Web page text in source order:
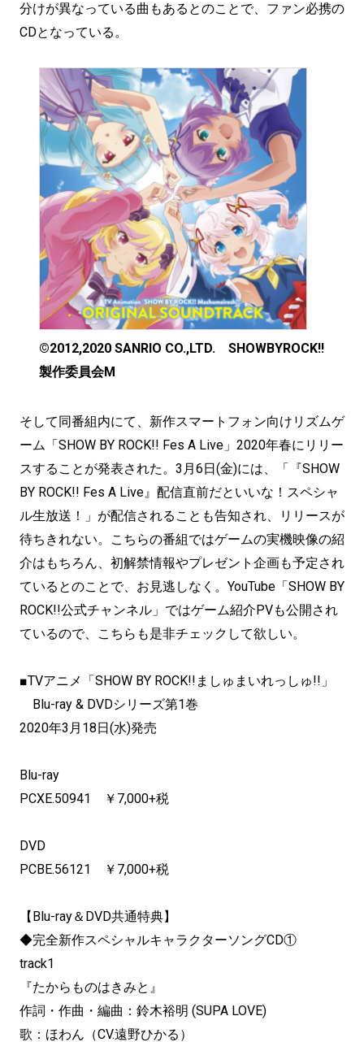
分けが異なっている曲もあるとのことで、ファン必携の
CDとなっている。
©2012,2020 SANRIO CO.,LTD. SHOWBYROCK!!
製作委員会M
そして同番組内にて、新作スマートフォン向けリズムゲ
ーム「SHOW BY ROCK!! Fes A Live」2020年春にリリー
スすることが発表された。3月6日(金)には、「『SHOW
BY ROCK!! Fes A Live』配信直前だといいな！スペシャ
ル生放送！」が配信されることも告知され、リリースが
待ちきれない。こちらの番組ではゲームの実機映像の紹
介はもちろん、初解禁情報やプレゼント企画も予定され
ているとのことで、お見逃しなく。YouTube「SHOW BY
ROCK!!公式チャンネル」ではゲーム紹介PVも公開され
ているので、こちらも是非チェックして欲しい。
■TVアニメ「SHOW BY ROCK!!ましゅまいれっしゅ!!」
Blu-ray & DVDシリーズ第1巻
2020年3月18日(水)発売
Blu-ray
PCXE.50941 ￥7,000+税
DVD
PCBE.56121 ￥7,000+税
【Blu-ray＆DVD共通特典】
◆完全新作スペシャルキャラクターソングCD①
track1
『たからものはきみと』
作詞・作曲・編曲：鈴木裕明 (SUPA LOVE)
歌：ほわん（CV.遠野ひかる）